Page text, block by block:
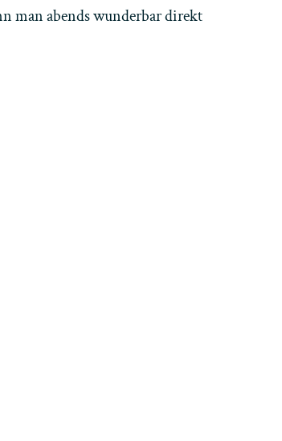
man abends wunderbar direkt